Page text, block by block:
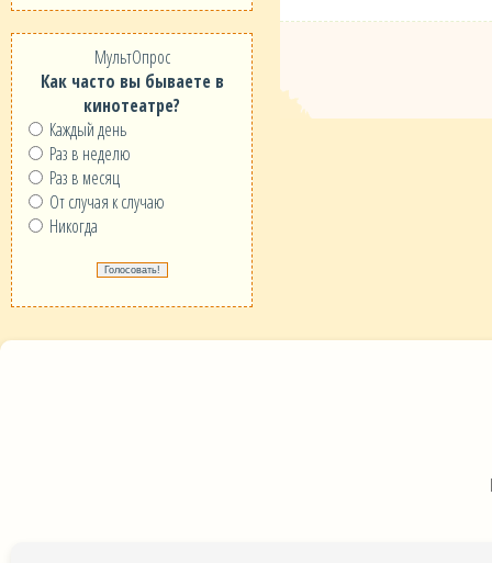
МультОпрос
Как часто вы бываете в
кинотеатре?
Каждый день
Раз в неделю
Раз в месяц
От случая к случаю
Никогда